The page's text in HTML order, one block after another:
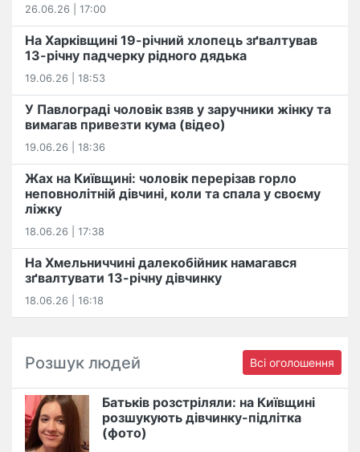
26.06.26 | 17:00
На Харківщині 19-річний хлопець​ ️зґвалтував
13-річну падчерку рідного дядька
19.06.26 | 18:53
У Павлограді чоловік взяв у заручники жінку та
вимагав привезти кума (відео)
19.06.26 | 18:36
Жах на Київщині: чоловік перерізав горло
неповнолітній дівчині, коли та спала у своєму
ліжку
18.06.26 | 17:38
На Хмельниччині далекобійник намагався
зґвалтувати 13-річну дівчинку
18.06.26 | 16:18
Розшук людей Всі оголошення
Батьків розстріляли: на Київщині
розшукують дівчинку-підлітка
(фото)